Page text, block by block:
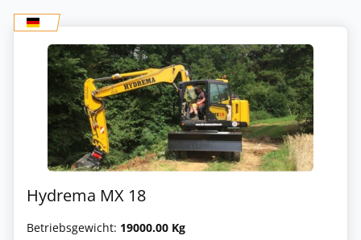
Hydrema MX 18
Betriebsgewicht: 19000.00 Kg